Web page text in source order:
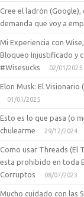
Cree el ladrón
demanda que voy a
Mi Experiencia con
Bloqueo Injustificado y
#Wisesucks
02/01/2025
Elon Musk: El
01/01/2025
Esto es lo que pasa (o
chulearme
29/12/2024
Como usar Threads (El
esta prohibido en toda
Corruptos
08/07/2023
Mucho cuidado con las